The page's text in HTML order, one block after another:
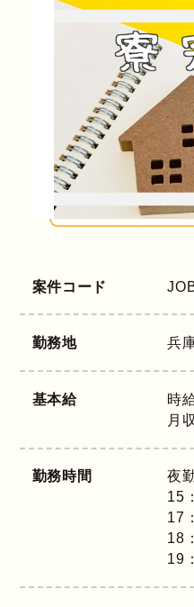
案件コード
勤務地 兵
基本給
時
月
勤務時間
夜
15
17
18
19